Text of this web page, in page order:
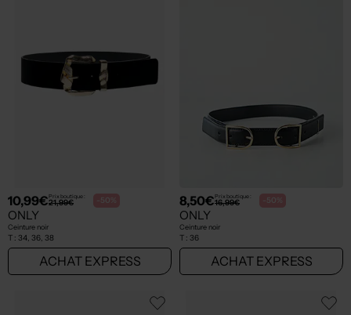
10,99€Prix boutique :
21,99€ -50%
ONLY
Ceinture noir
T : 34, 36, 38
ACHAT EXPRESS
8,50€Prix boutique :
16,99€ -50%
ONLY
Ceinture noir
T : 36
ACHAT EXPRESS